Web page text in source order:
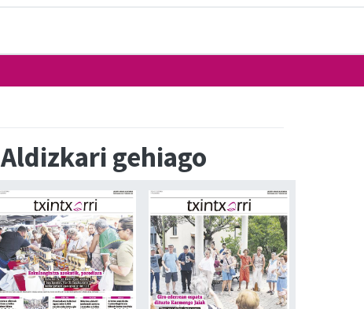
Aldizkari gehiago